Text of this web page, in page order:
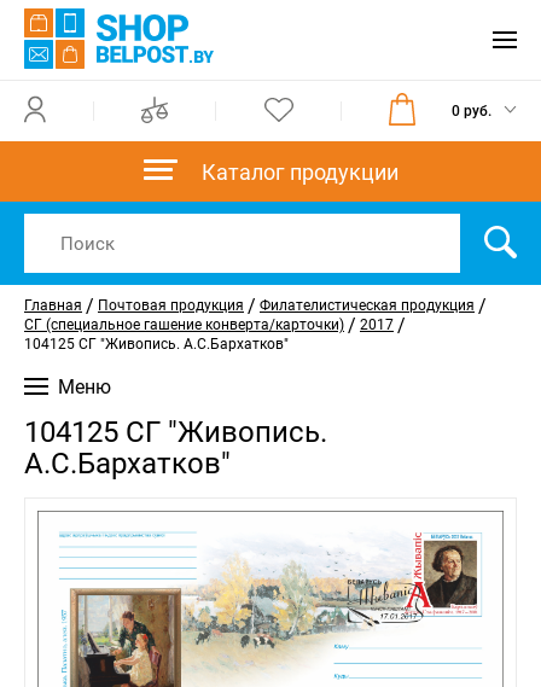
0 руб.
Каталог продукции
Главная / Почтовая продукция / Филателистическая продукция /
СГ (специальное гашение конверта/карточки) / 2017 /
104125 СГ "Живопись. А.С.Бархатков"
Меню
104125 СГ "Живопись.
А.С.Бархатков"